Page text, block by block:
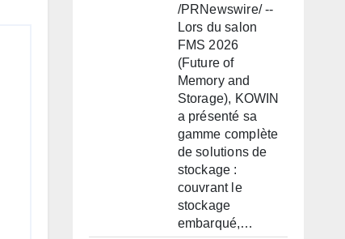
/PRNewswire/ --
Lors du salon
FMS 2026
(Future of
Memory and
Storage), KOWIN
a présenté sa
gamme complète
de solutions de
stockage :
couvrant le
stockage
embarqué,…